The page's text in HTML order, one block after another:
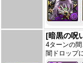
[暗黒の呪
4ターンの
闇ドロップ